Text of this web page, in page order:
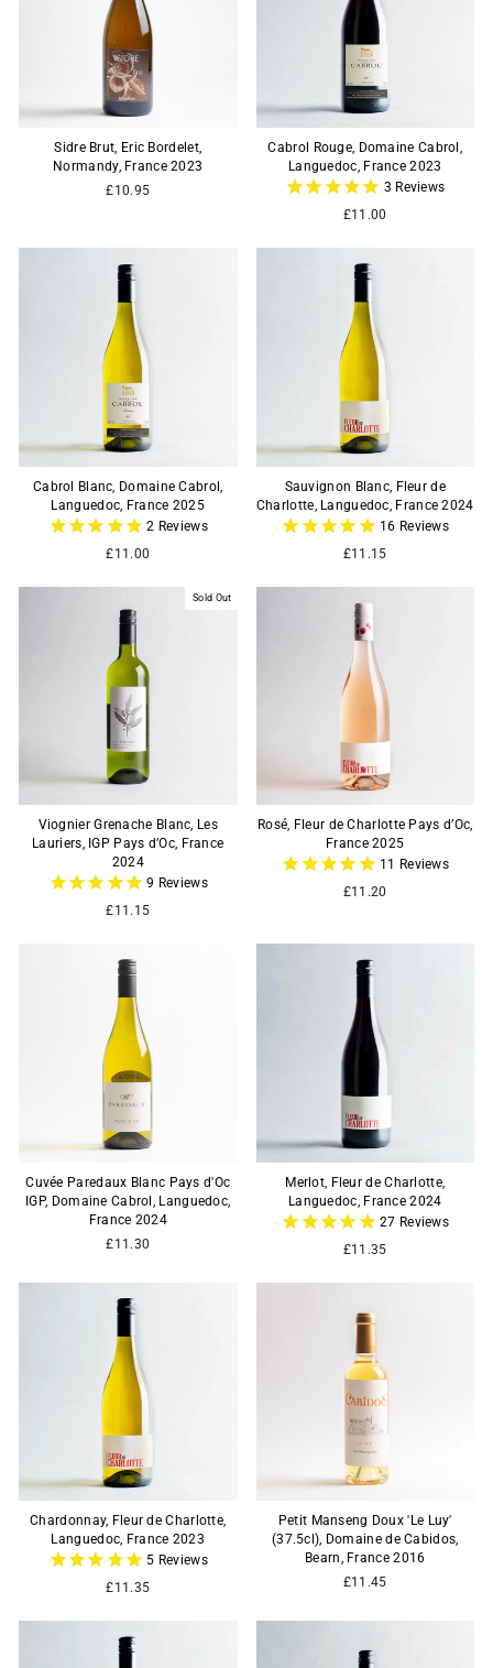
Sidre Brut, Eric Bordelet,
Normandy, France 2023
£10.95
Cabrol Rouge, Domaine Cabrol,
Languedoc, France 2023
3 Reviews
£11.00
Cabrol Blanc, Domaine Cabrol,
Languedoc, France 2025
2 Reviews
£11.00
Sauvignon Blanc, Fleur de
Charlotte, Languedoc, France 2024
16 Reviews
£11.15
Sold Out
Viognier Grenache Blanc, Les
Lauriers, IGP Pays d’Oc, France
2024
9 Reviews
£11.15
Rosé, Fleur de Charlotte Pays d’Oc,
France 2025
11
Reviews
£11.20
Cuvée Paredaux Blanc Pays d'Oc
IGP, Domaine Cabrol, Languedoc,
France 2024
£11.30
Merlot, Fleur de Charlotte,
Languedoc, France 2024
27 Reviews
£11.35
Chardonnay, Fleur de Charlotte,
Languedoc, France 2023
5 Reviews
£11.35
Petit Manseng Doux 'Le Luy'
(37.5cl), Domaine de Cabidos,
Bearn, France 2016
£11.45